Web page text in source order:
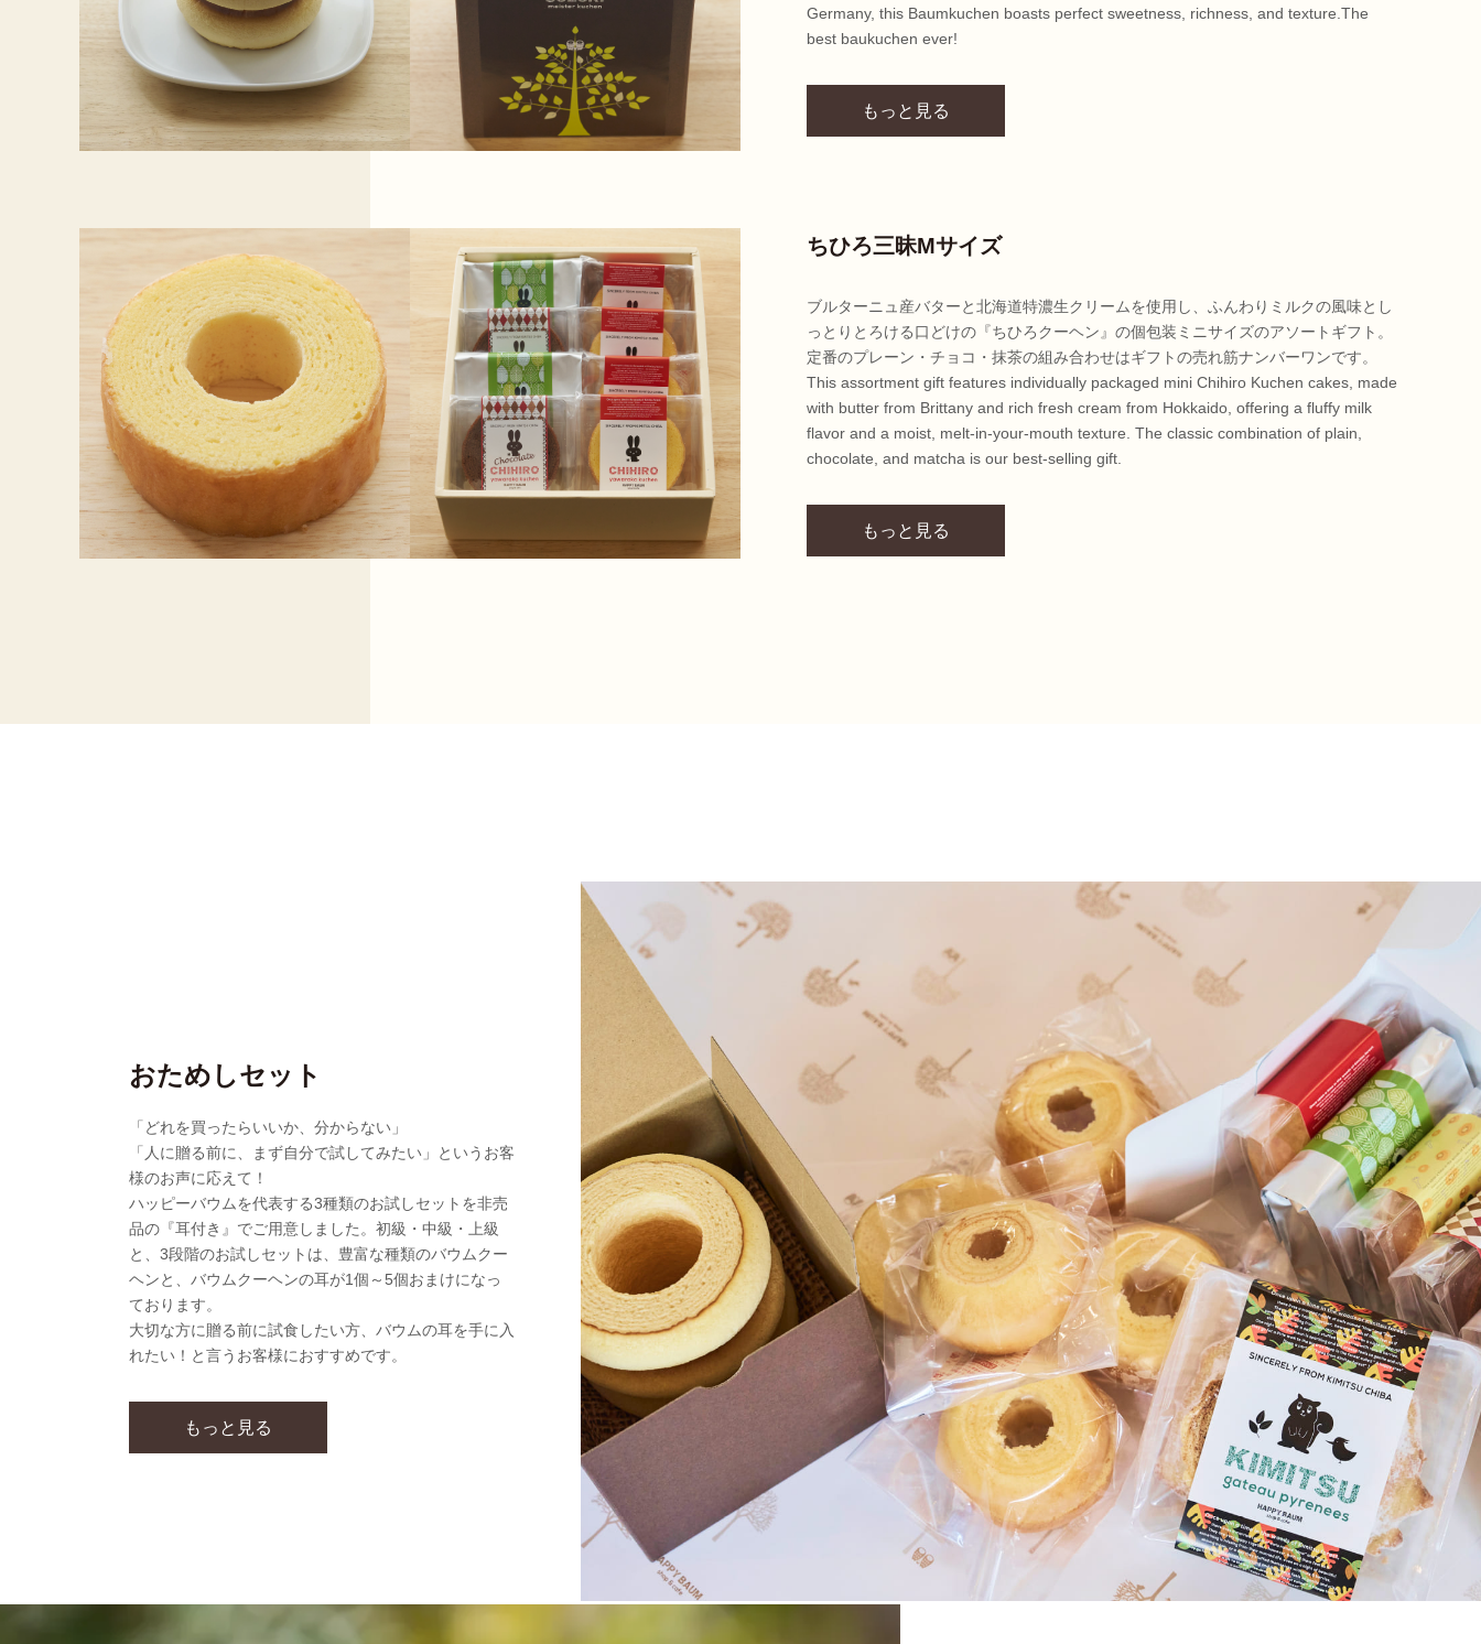
Germany, this Baumkuchen boasts perfect sweetness, richness, and texture.The
best baukuchen ever!
もっと見る
ちひろ三昧Mサイズ
ブルターニュ産バターと北海道特濃生クリームを使用し、ふんわりミルクの風味とし
っとりとろける口どけの『ちひろクーヘン』の個包装ミニサイズのアソートギフト。
定番のプレーン・チョコ・抹茶の組み合わせはギフトの売れ筋ナンバーワンです。
This assortment gift features individually packaged mini Chihiro Kuchen cakes, made
with butter from Brittany and rich fresh cream from Hokkaido, offering a fluffy milk
flavor and a moist, melt-in-your-mouth texture. The classic combination of plain,
chocolate, and matcha is our best-selling gift.
もっと見る
おためしセット
「どれを買ったらいいか、分からない」
「人に贈る前に、まず自分で試してみたい」というお客
様のお声に応えて！
ハッピーバウムを代表する3種類のお試しセットを非売
品の『耳付き』でご用意しました。初級・中級・上級
と、3段階のお試しセットは、豊富な種類のバウムクー
ヘンと、バウムクーヘンの耳が1個～5個おまけになっ
ております。
大切な方に贈る前に試食したい方、バウムの耳を手に入
れたい！と言うお客様におすすめです。
もっと見る